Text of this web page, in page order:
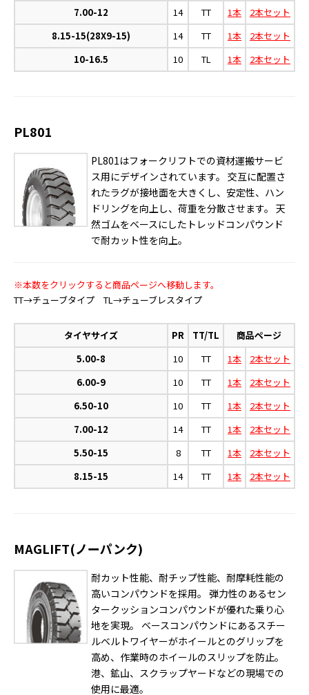
7.00-12
14 TT 1本
2本セット
8.15-15(28X9-15)
14 TT 1本
2本セット
10-16.5
10 TL 1本 2本セット
PL801
PL801はフォークリフトでの資材運搬サービ
ス用にデザインされています。 交互に配置さ
れたラグが接地面を大きくし、安定性、ハン
ドリングを向上し、荷重を分散させます。 天
然ゴムをベースにしたトレッドコンパウンド
で耐カット性を向上。
※本数をクリックすると商品ページへ移動します。
TT→チューブタイプ TL→チューブレスタイプ
タイヤサイズ PR TT/TL
商品ページ
5.00-8
10 TT 1本
2本セット
6.00-9
10 TT 1本
2本セット
6.50-10
10 TT 1本
2本セット
7.00-12
14 TT 1本
2本セット
5.50-15
8 TT 1本
2本セット
8.15-15
14 TT 1本 2本セット
MAGLIFT(ノーパンク)
耐カット性能、耐チップ性能、耐摩耗性能の
高いコンパウンドを採用。 弾力性のあるセン
タークッションコンパウンドが優れた乗り心
地を実現。 ベースコンパウンドにあるスチー
ルベルトワイヤーがホイールとのグリップを
高め、作業時のホイールのスリップを防止。
港、鉱山、スクラップヤードなどの現場での
使用に最適。